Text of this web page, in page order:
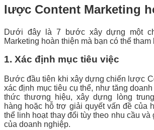
lược Content Marketing
Dưới đây là 7 bước xây dựng một
Marketing hoàn thiện mà bạn có thể
1. Xác định mục tiêu việc
Bước đầu tiên khi xây dựng chiến lược
xác định mục tiêu cụ thể, như tăng
thức thương hiệu, xây dựng lòng
hàng hoặc hỗ trợ giải quyết vấn đề của
thể linh hoạt thay đổi tùy theo nhu cầu và
của doanh nghiệp.